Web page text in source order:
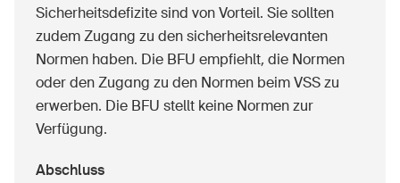
Sicherheitsdefizite sind von Vorteil. Sie sollten
zudem Zugang zu den sicherheitsrelevanten
Normen haben. Die BFU empfiehlt, die Normen
oder den Zugang zu den Normen beim VSS zu
erwerben. Die BFU stellt keine Normen zur
Verfügung.
Abschluss